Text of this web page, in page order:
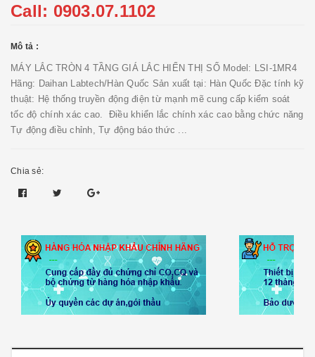
Call: 0903.07.1102
Mô tả :
MÁY LẮC TRÒN 4 TẦNG GIÁ LẮC HIỂN THỊ SỐ Model: LSI-1MR4
Hãng: Daihan Labtech/Hàn Quốc Sản xuất tại: Hàn Quốc Đặc tính kỹ
thuật: Hệ thống truyền động điện từ mạnh mẽ cung cấp kiểm soát
tốc độ chính xác cao. Điều khiển lắc chính xác cao bằng chức năng
Tự động điều chỉnh, Tự động báo thức ...
Chia sẻ: